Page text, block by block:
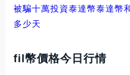
被騙十萬投資泰達幣泰達幣
多少天
fil幣價格今日行情